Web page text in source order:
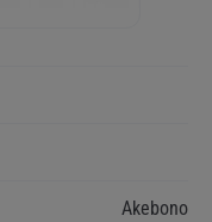
Akebono